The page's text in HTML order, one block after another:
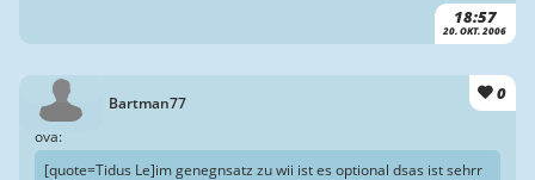
18:57
20. OKT. 2006
Bartman77 0
ova:
[quote=Tidus Le]im genegnsatz zu wii ist es optional dsas ist sehrr